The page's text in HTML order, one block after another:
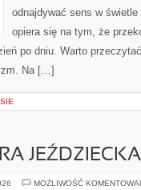
odnajdywać sens w świetle
opiera się na tym, że
po dniu. Warto
Na […]
JEŹDZIECKA
MOŻLIWOŚĆ